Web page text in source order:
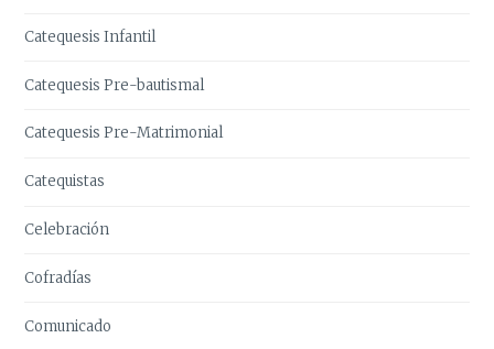
Catequesis Infantil
Catequesis Pre-bautismal
Catequesis Pre-Matrimonial
Catequistas
Celebración
Cofradías
Comunicado